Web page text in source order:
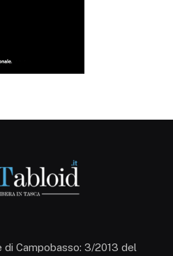
di Campobasso: 3/2013 del